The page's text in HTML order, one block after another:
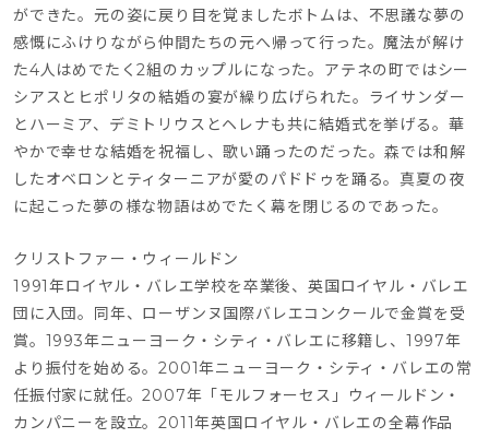
ができた。元の姿に戻り目を覚ましたボトムは、不思議な夢の
感慨にふけりながら仲間たちの元へ帰って行った。魔法が解け
た4人はめでたく2組のカップルになった。アテネの町ではシー
シアスとヒポリタの結婚の宴が繰り広げられた。ライサンダー
とハーミア、デミトリウスとヘレナも共に結婚式を挙げる。華
やかで幸せな結婚を祝福し、歌い踊ったのだった。森では和解
したオベロンとティターニアが愛のパドドゥを踊る。真夏の夜
に起こった夢の様な物語はめでたく幕を閉じるのであった。
クリストファー・ウィールドン
1991年ロイヤル・バレエ学校を卒業後、英国ロイヤル・バレエ
団に入団。同年、ローザンヌ国際バレエコンクールで金賞を受
賞。1993年ニューヨーク・シティ・バレエに移籍し、1997年
より振付を始める。2001年ニューヨーク・シティ・バレエの常
任振付家に就任。2007年「モルフォーセス」ウィールドン・
カンパニーを設立。2011年英国ロイヤル・バレエの全幕作品